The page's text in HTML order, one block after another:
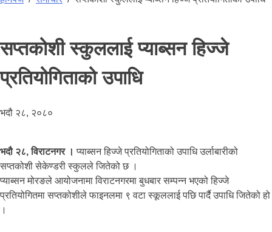
सप्तकोशी स्कुललाई प्याब्सन हिज्जे
प्रतियोगिताको उपाधि
भदौ २८, २०८०
भदौ २८, विराटनगर । प्याब्सन हिज्जे प्रतियोगिताको उपाधि उर्लाबारीको
सप्तकोशी सेकेण्डरी स्कुलले जितेको छ ।
प्याब्सन मोरङले आयोजनामा विराटनगरमा बुधबार सम्पन्न भएको हिज्जे
प्रतियोगितमा सप्तकोशीले फाइनलमा ९ वटा स्कूललाई पछि पार्दै उपाधि जितेको हो
।